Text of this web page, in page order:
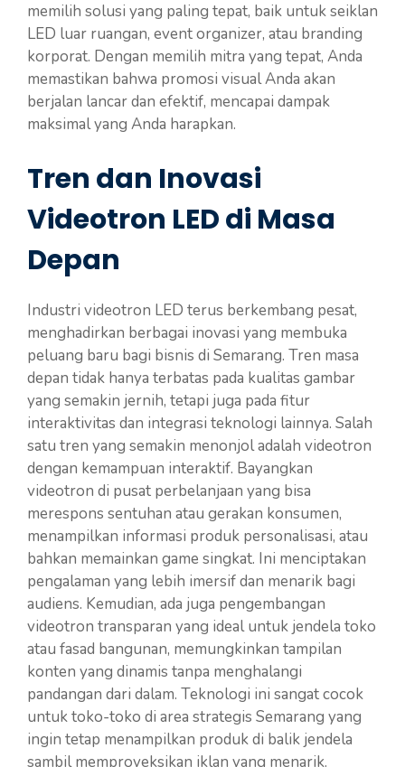
memilih solusi yang paling tepat, baik untuk seiklan
LED luar ruangan, event organizer, atau branding
korporat. Dengan memilih mitra yang tepat, Anda
memastikan bahwa promosi visual Anda akan
berjalan lancar dan efektif, mencapai dampak
maksimal yang Anda harapkan.
Tren dan Inovasi
Videotron LED di Masa
Depan
Industri videotron LED terus berkembang pesat,
menghadirkan berbagai inovasi yang membuka
peluang baru bagi bisnis di Semarang. Tren masa
depan tidak hanya terbatas pada kualitas gambar
yang semakin jernih, tetapi juga pada fitur
interaktivitas dan integrasi teknologi lainnya. Salah
satu tren yang semakin menonjol adalah videotron
dengan kemampuan interaktif. Bayangkan
videotron di pusat perbelanjaan yang bisa
merespons sentuhan atau gerakan konsumen,
menampilkan informasi produk personalisasi, atau
bahkan memainkan game singkat. Ini menciptakan
pengalaman yang lebih imersif dan menarik bagi
audiens. Kemudian, ada juga pengembangan
videotron transparan yang ideal untuk jendela toko
atau fasad bangunan, memungkinkan tampilan
konten yang dinamis tanpa menghalangi
pandangan dari dalam. Teknologi ini sangat cocok
untuk toko-toko di area strategis Semarang yang
ingin tetap menampilkan produk di balik jendela
sambil memproyeksikan iklan yang menarik.